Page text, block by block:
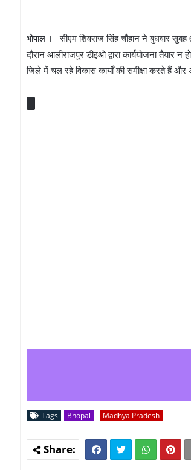
भोपाल ।
सीएम शिवराज सिंह चौहान ने बुधवार
दौरान आलीराजपुर डीइओ द्वारा कार्ययोजना
जिले में चल रहे विकास कार्यों की समीक्षा करते हैं और
Tags Bhopal Madhya Pradesh